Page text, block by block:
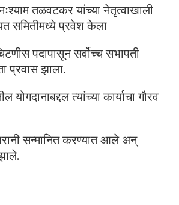
तळवटकर यांच्या नेतृत्वाखाली
समितीमध्ये प्रवेश केला
पदापासून सर्वोच्च सभापती
प्रवास झाला.
त्यांच्या कार्याचा गौरव
सन्मानित करण्यात आले अन्